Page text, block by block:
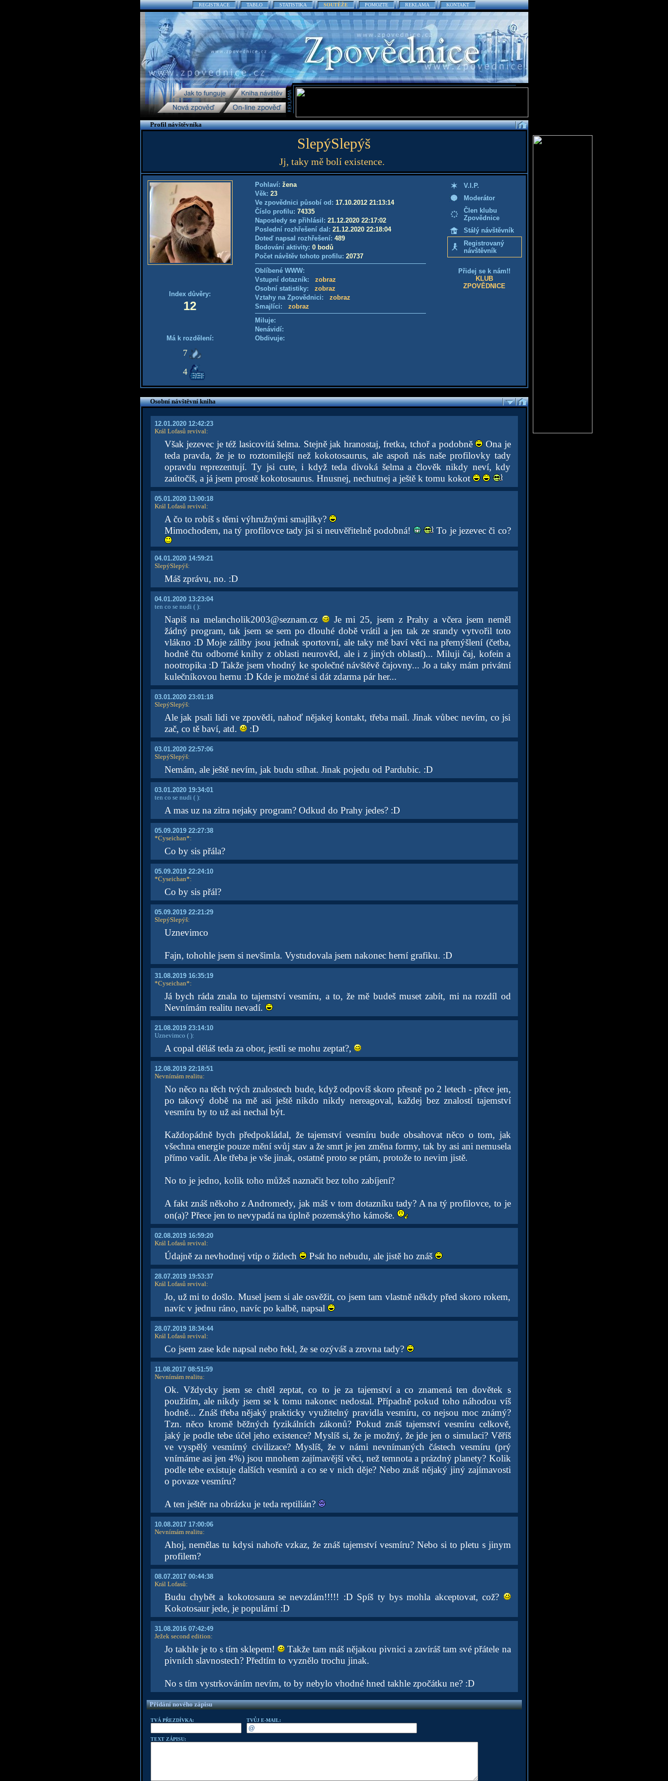
REGISTRACE TABLO STATISTIKA SOUTĚŽE POMOZTE REKLAMA KONTAKT
Profil návštěvníka
SlepýSlepýš
Jj, taky mě bolí existence.
Index důvěry:
12
Má k rozdělení:
7
4
Pohlaví: žena
Věk: 23
Ve zpovědnici působí od: 17.10.2012 21:13:14
Číslo profilu: 74335
Naposledy se přihlásil: 21.12.2020 22:17:02
Poslední rozhřešení dal: 21.12.2020 22:18:04
Doteď napsal rozhřešení: 489
Bodování aktivity: 0 bodů
Počet návštěv tohoto profilu: 20737
Oblíbené WWW:
Vstupní dotazník: zobraz
Osobní statistiky: zobraz
Vztahy na Zpovědnici: zobraz
Smajlíci: zobraz
Miluje:
Nenávidí:
Obdivuje:
V.I.P.
Moderátor
Člen klubu
Zpovědnice
Stálý návštěvník
Registrovaný
návštěvník
Přidej se k nám!!
KLUB
ZPOVĚDNICE
Osobní návštěvní kniha
12.01.2020 12:42:23
Král Lofasů revival:
Však jezevec je též lasicovitá šelma. Stejně jak hranostaj, fretka, tchoř a podobně
Ona je
teda pravda, že je to roztomilejší než kokotosaurus, ale aspoň nás naše profilovky tady
opravdu reprezentují. Ty jsi cute, i když teda divoká šelma a člověk nikdy neví, kdy
zaútočíš, a já jsem prostě kokotosaurus. Hnusnej, nechutnej a ještě k tomu kokot
05.01.2020 13:00:18
Král Lofasů revival:
A čo to robíš s těmi výhružnými smajlíky?
Mimochodem, na tý profilovce tady jsi si neuvěřitelně podobná!
To je jezevec či co?
04.01.2020 14:59:21
SlepýSlepýš:
Máš zprávu, no. :D
04.01.2020 13:23:04
ten co se nudi ( ):
Napiš na melancholik2003@seznam.cz
Je mi 25, jsem z Prahy a včera jsem neměl
žádný program, tak jsem se sem po dlouhé době vrátil a jen tak ze srandy vytvořil toto
vlákno :D Moje záliby jsou jednak sportovní, ale taky mě baví věci na přemýšlení (četba,
hodně čtu odborné knihy z oblasti neurověd, ale i z jiných oblastí)... Miluji čaj, kofein a
nootropika :D Takže jsem vhodný ke společné návštěvě čajovny... Jo a taky mám privátní
kulečníkovou hernu :D Kde je možné si dát zdarma pár her...
03.01.2020 23:01:18
SlepýSlepýš:
Ale jak psali lidi ve zpovědi, nahoď nějakej kontakt, třeba mail. Jinak vůbec nevím, co jsi
zač, co tě baví, atd.
:D
03.01.2020 22:57:06
SlepýSlepýš:
Nemám, ale ještě nevím, jak budu stíhat. Jinak pojedu od Pardubic. :D
03.01.2020 19:34:01
ten co se nudi ( ):
A mas uz na zitra nejaky program? Odkud do Prahy jedes? :D
05.09.2019 22:27:38
*Cyseichan*:
Co by sis přála?
05.09.2019 22:24:10
*Cyseichan*:
Co by sis přál?
05.09.2019 22:21:29
SlepýSlepýš:
Uznevimco
Fajn, tohohle jsem si nevšimla. Vystudovala jsem nakonec herní grafiku. :D
31.08.2019 16:35:19
*Cyseichan*:
Já bych ráda znala to tajemství vesmíru, a to, že mě budeš muset zabít, mi na rozdíl od
Nevnímám realitu nevadí.
21.08.2019 23:14:10
Uznevimco ( ):
A copal děláš teda za obor, jestli se mohu zeptat?,
12.08.2019 22:18:51
Nevnímám realitu:
No něco na těch tvých znalostech bude, když odpovíš skoro přesně po 2 letech - přece jen,
po takový době na mě asi ještě nikdo nikdy nereagoval, každej bez znalostí tajemství
vesmíru by to už asi nechal být.
Každopádně bych předpokládal, že tajemství vesmíru bude obsahovat něco o tom, jak
všechna energie pouze mění svůj stav a že smrt je jen změna formy, tak by asi ani nemusela
přímo vadit. Ale třeba je vše jinak, ostatně proto se ptám, protože to nevim jistě.
No to je jedno, kolik toho můžeš naznačit bez toho zabíjení?
A fakt znáš někoho z Andromedy, jak máš v tom dotazníku tady? A na tý profilovce, to je
on(a)? Přece jen to nevypadá na úplně pozemskýho kámoše.
02.08.2019 16:59:20
Král Lofasů revival:
Údajně za nevhodnej vtip o židech Psát ho nebudu, ale jistě ho znáš
28.07.2019 19:53:37
Král Lofasů revival:
Jo, už mi to došlo. Musel jsem si ale osvěžit, co jsem tam vlastně někdy před skoro rokem,
navíc v jednu ráno, navíc po kalbě, napsal
28.07.2019 18:34:44
Král Lofasů revival:
Co jsem zase kde napsal nebo řekl, že se ozýváš a zrovna tady?
11.08.2017 08:51:59
Nevnímám realitu:
Ok. Vždycky jsem se chtěl zeptat, co to je za tajemství a co znamená ten dovětek s
použitím, ale nikdy jsem se k tomu nakonec nedostal. Případně pokud toho náhodou víš
hodně... Znáš třeba nějaký prakticky využitelný pravidla vesmíru, co nejsou moc známý?
Tzn. něco kromě běžných fyzikálních zákonů? Pokud znáš tajemství vesmíru celkově,
jaký je podle tebe účel jeho existence? Myslíš si, že je možný, že jde jen o simulaci? Věříš
ve vyspělý vesmírný civilizace? Myslíš, že v námi nevnímaných částech vesmíru (prý
vnímáme asi jen 4%) jsou mnohem zajímavější věci, než temnota a prázdný planety? Kolik
podle tebe existuje dalších vesmírů a co se v nich děje? Nebo znáš nějaký jiný zajímavosti
o povaze vesmíru?
A ten ještěr na obrázku je teda reptilián?
10.08.2017 17:00:06
Nevnímám realitu:
Ahoj, nemělas tu kdysi nahoře vzkaz, že znáš tajemství vesmíru? Nebo si to pletu s jinym
profilem?
08.07.2017 00:44:38
Král Lofasů:
Budu chybět a kokotosaura se nevzdám!!!!! :D Spíš ty bys mohla akceptovat, což?
Kokotosaur jede, je populární :D
31.08.2016 07:42:49
Ježek second edition:
Jo takhle je to s tím sklepem!
Takže tam máš nějakou pivnici a zavíráš tam své přátele na
pivních slavnostech? Předtím to vyznělo trochu jinak.
No s tím vystrkováním nevím, to by nebylo vhodné hned takhle zpočátku ne? :D
Přidání nového zápisu
TVÁ PŘEZDÍVKA: TVŮJ E-MAIL:
TEXT ZÁPISU: